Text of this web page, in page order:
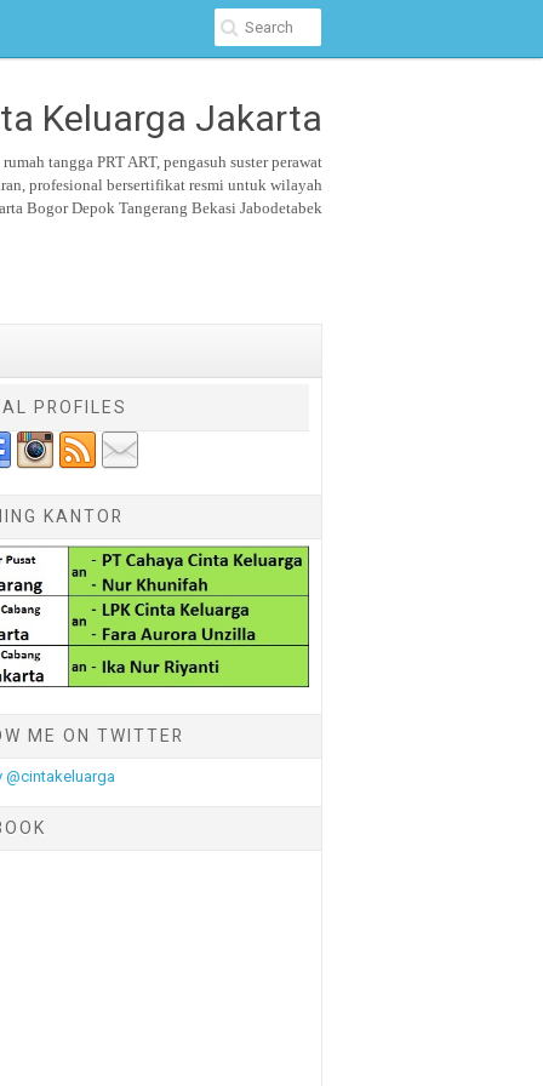
Keluarga Jakarta
tangga PRT ART, pengasuh susterperawat
profesional bersertifikat resmi untuk wilayah
Bogor Depok Tangerang Bekasi Jabodetabek
PROFILES
KANTOR
ME ON TWITTER
@cintakeluarga